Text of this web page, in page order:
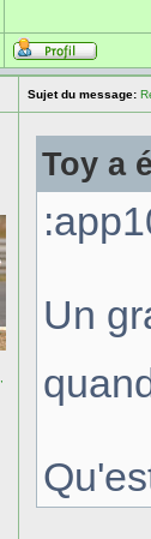
Sujet du message:
Toy a
Un